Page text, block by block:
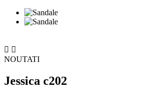
 
NOUTATI
Jessica c202